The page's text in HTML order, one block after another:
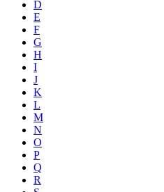
D
E
F
G
H
I
J
K
L
M
N
O
P
Q
R